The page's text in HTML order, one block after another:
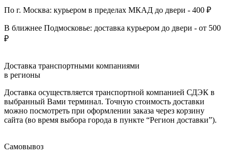
По г. Москва: курьером в пределах МКАД до двери - 400 ₽
В ближнее Подмосковье: доставка курьером до двери - от 500
₽
Доставка транспортными компаниями
в регионы
Доставка осуществляется транспортной компанией СДЭК в
выбранный Вами терминал. Точную стоимость доставки
можно посмотреть при оформлении заказа через корзину
сайта (во время выбора города в пункте “Регион доставки”).
Самовывоз